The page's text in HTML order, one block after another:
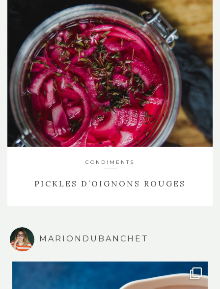
CONDIMENTS
PICKLES D’OIGNONS ROUGES
MARIONDUBANCHET